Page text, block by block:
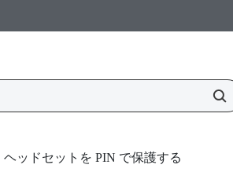
ヘッドセットを PIN で保護する